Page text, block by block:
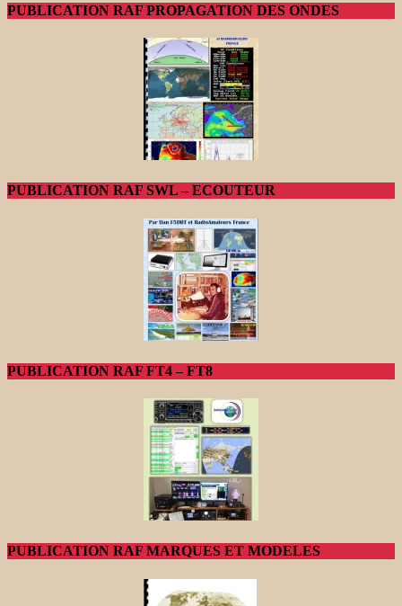
PUBLICATION RAF PROPAGATION DES ONDES
PUBLICATION RAF SWL – ECOUTEUR
PUBLICATION RAF FT4 – FT8
PUBLICATION RAF MARQUES ET MODELES